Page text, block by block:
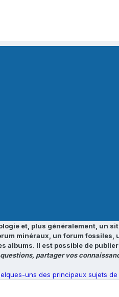
et, plus généralement, un
minéraux, un forum
Il est possible de
partager vos
uns des principaux sujets de